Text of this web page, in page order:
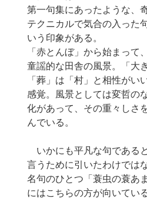
第一句集にあったような、
テクニカルで気合の入った
いう印象がある。
「赤とんぼ」から始まって
童謡的な田舎の風景。「大
「葬」は「村」と相性がい
感覚。風景としては変哲の
化があって、その重々しさ
んでいる。
いかにも平凡な句である
言うために引いたわけでは
名句のひとつ「蓑虫の蓑あ
にはこちらの方が向いてい